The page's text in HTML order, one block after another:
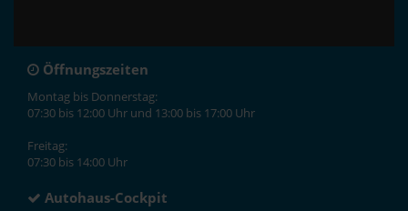
Öffnungszeiten
Montag bis Donnerstag:
07:30 bis 12:00 Uhr und 13:00 bis 17:00 Uhr
Freitag:
07:30 bis 14:00 Uhr
Autohaus-Cockpit